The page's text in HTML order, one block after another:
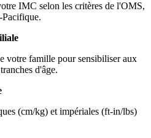
IMC selon les critères de l'OMS,
votre famille pour sensibiliser aux
d'âge.
(cm/kg) et impériales (ft-in/lbs)